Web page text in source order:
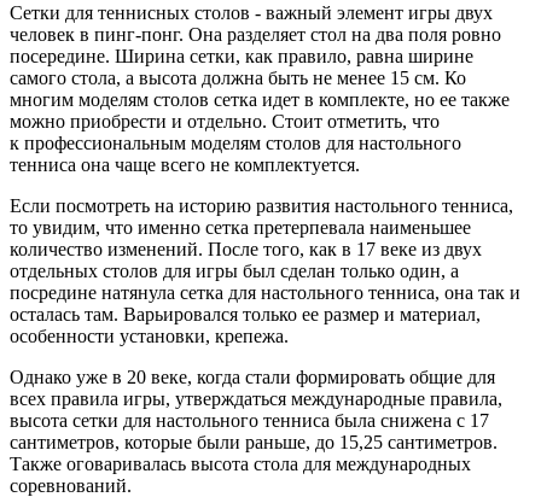
Сетки для теннисных столов - важный элемент игры двух
человек в пинг-понг. Она разделяет стол на два поля ровно
посередине. Ширина сетки, как правило, равна ширине
самого стола, а высота должна быть не менее 15 см. Ко
многим моделям столов сетка идет в комплекте, но ее также
можно приобрести и отдельно. Стоит отметить, что
к профессиональным моделям столов для настольного
тенниса она чаще всего не комплектуется.
Если посмотреть на историю развития настольного тенниса,
то увидим, что именно сетка претерпевала наименьшее
количество изменений. После того, как в 17 веке из двух
отдельных столов для игры был сделан только один, а
посредине натянула сетка для настольного тенниса, она так и
осталась там. Варьировался только ее размер и материал,
особенности установки, крепежа.
Однако уже в 20 веке, когда стали формировать общие для
всех правила игры, утверждаться международные правила,
высота сетки для настольного тенниса была снижена с 17
сантиметров, которые были раньше, до 15,25 сантиметров.
Также оговаривалась высота стола для международных
соревнований.